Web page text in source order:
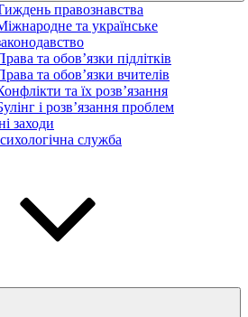
правознавства
та українське
та обов’язки підлітків
та обов’язки вчителів
та їх розв’язання
і розв’язання проблем
заходи
служба